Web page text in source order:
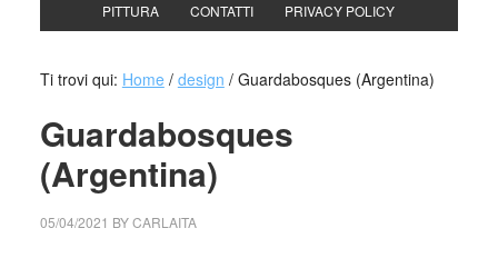
PITTURA CONTATTI PRIVACY POLICY
Ti trovi qui: Home / design /Guardabosques (Argentina)
Guardabosques
(Argentina)
05/04/2021 BYCARLAITA